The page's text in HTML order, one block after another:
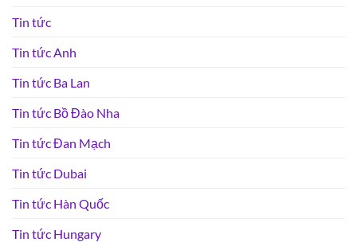
Tin tức
Tin tức Anh
Tin tức Ba Lan
Tin tức Bồ Đào Nha
Tin tức Đan Mạch
Tin tức Dubai
Tin tức Hàn Quốc
Tin tức Hungary